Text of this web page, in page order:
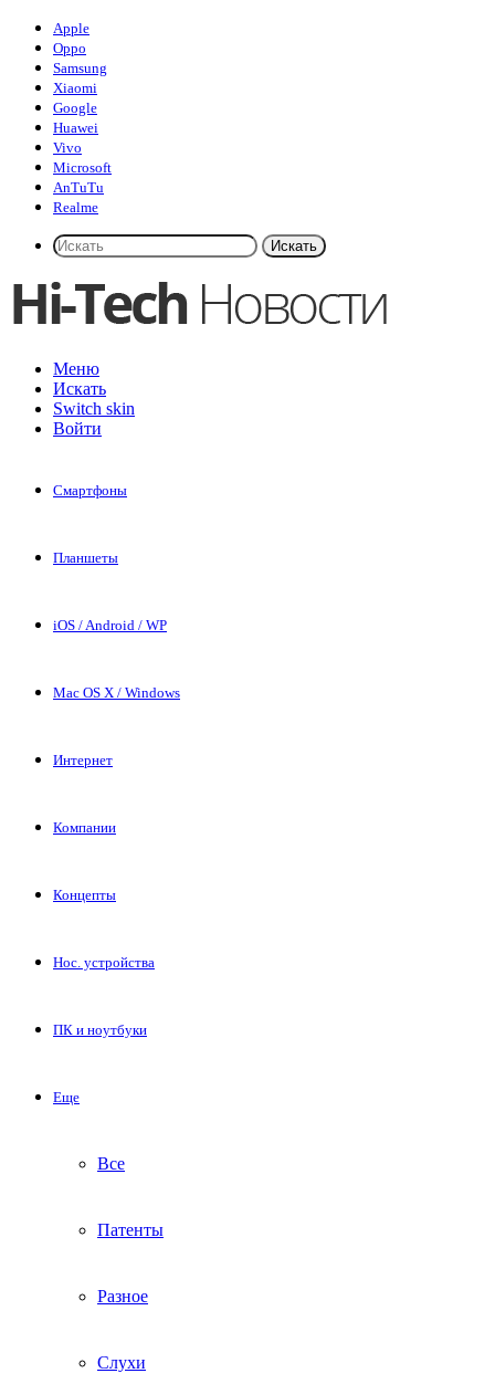
Apple
Oppo
Samsung
Xiaomi
Google
Huawei
Vivo
Microsoft
AnTuTu
Realme
Искать
Меню
Искать
Switch skin
Войти
Смартфоны
Планшеты
iOS / Android / WP
Mac OS X / Windows
Интернет
Компании
Концепты
Нос. устройства
ПК и ноутбуки
Еще
Все
Патенты
Разное
Слухи